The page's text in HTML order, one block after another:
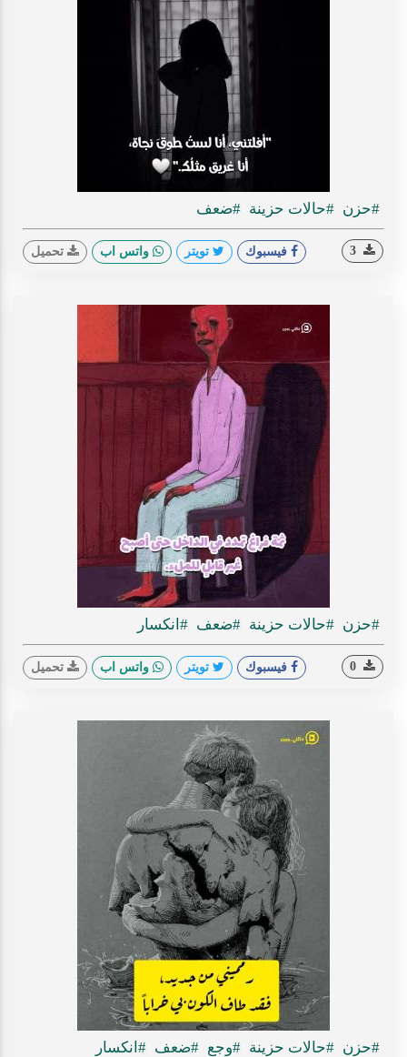
#حزن #حالات حزينة #ضعف
فيسبوك تويتر واتس اب تحميل
#حزن #حالات حزينة #ضعف #انكسار
فيسبوك تويتر واتس اب تحميل
#حزن #حالات حزينة #وجع #ضعف #انكسار